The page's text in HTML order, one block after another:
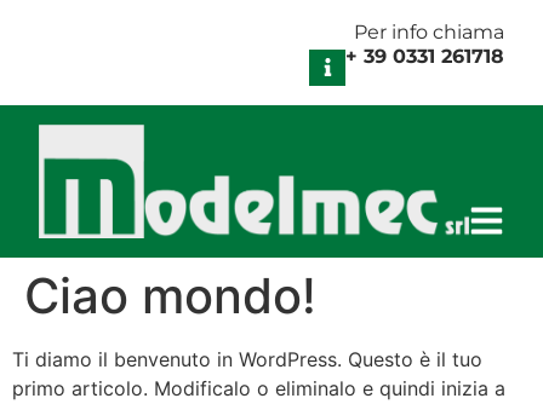
Per info chiama
+ 39 0331 261718
Ciao mondo!
Ti diamo il benvenuto in WordPress. Questo è il tuo
primo articolo. Modificalo o eliminalo e quindi inizia a